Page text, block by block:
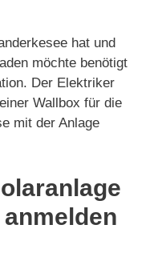
hat und
möchte benötigt
Der Elektriker
Wallbox für die
mit der Anlage